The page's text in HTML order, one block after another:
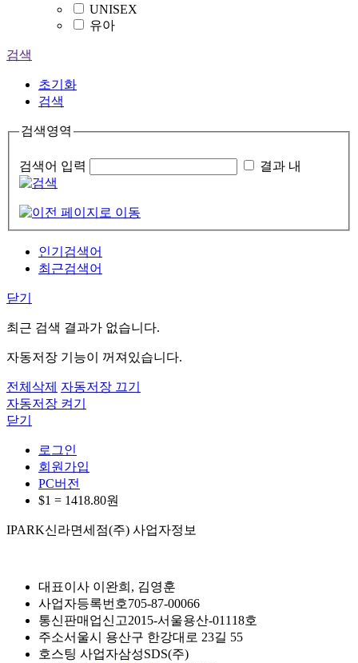
UNISEX
유아
검색
초기화
검색
검색영역
검색어 입력 결과 내
인기검색어
최근검색어
닫기
최근 검색 결과가 없습니다.
자동저장 기능이 꺼져있습니다.
전체삭제 자동저장 끄기
자동저장 켜기
닫기
로그인
회원가입
PC버전
$1 = 1418.80원
IPARK신라면세점(주) 사업자정보
대표이사 이완희, 김영훈
사업자등록번호705-87-00066
통신판매업신고2015-서울용산-01118호
주소서울시 용산구 한강대로 23길 55
호스팅 사업자삼성SDS(주)